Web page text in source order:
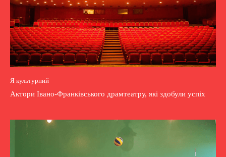
Я культурний
Актори Івано-Франківського драмтеатру, які здобули успіх